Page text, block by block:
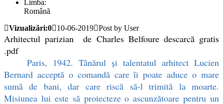
Limba:
Română
Vizualizări:0
10-06-2019 Post by User
Arhitectul parizian de Charles Belfoure descarcă gratis
.pdf
Paris, 1942. Tânărul şi talentatul arhitect Lucien
Bernard acceptă o comandă care îi poate aduce o mare
sumă de bani, dar care riscă să-l trimită la moarte.
Misiunea lui este să proiecteze o ascunzătoare pentru un